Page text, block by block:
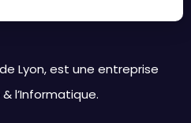
Lyon, est une entreprise
l’Informatique.